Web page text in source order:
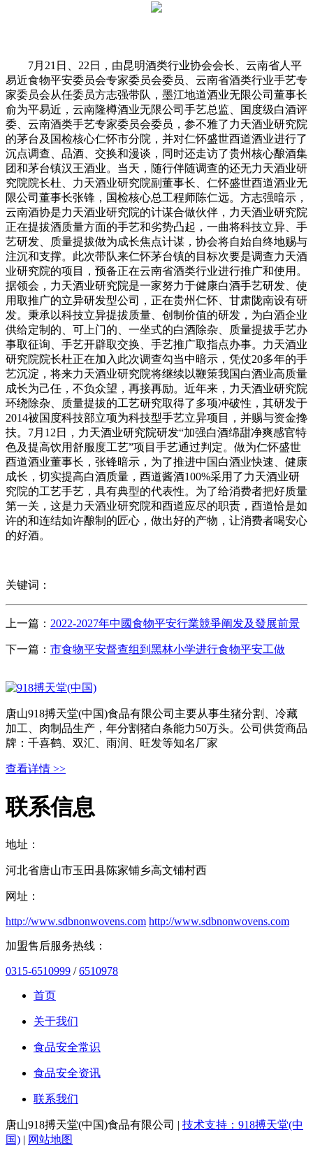
7月21日、22日，由昆明酒类行业协会会长、云南省人平
易近食物平安委员会专家委员会委员、云南省酒类行业手艺专
家委员会从任委员方志强带队，墨江地道酒业无限公司董事长
俞为平易近，云南隆樽酒业无限公司手艺总监、国度级白酒评
委、云南酒类手艺专家委员会委员，参不雅了力天酒业研究院
的茅台及国检核心仁怀市分院，并对仁怀盛世酉道酒业进行了
沉点调查、品酒、交换和漫谈，同时还走访了贵州核心酿酒集
团和茅台镇汉王酒业。当天，随行伴随调查的还无力天酒业研
究院院长杜、力天酒业研究院副董事长、仁怀盛世酉道酒业无
限公司董事长张锋，国检核心总工程师陈仁远。方志强暗示，
云南酒协是力天酒业研究院的计谋合做伙伴，力天酒业研究院
正在提拔酒质量方面的手艺和劣势凸起，一曲将科技立异、手
艺研发、质量提拔做为成长焦点计谋，协会将自始自终地赐与
注沉和支撑。此次带队来仁怀茅台镇的目标次要是调查力天酒
业研究院的项目，预备正在云南省酒类行业进行推广和使用。
据领会，力天酒业研究院是一家努力于健康白酒手艺研发、使
用取推广的立异研发型公司，正在贵州仁怀、甘肃陇南设有研
发。秉承以科技立异提拔质量、创制价值的研发，为白酒企业
供给定制的、可上门的、一坐式的白酒除杂、质量提拔手艺办
事取征询、手艺开辟取交换、手艺推广取指点办事。力天酒业
研究院院长杜正在加入此次调查勾当中暗示，凭仗20多年的手
艺沉淀，将来力天酒业研究院将继续以鞭策我国白酒业高质量
成长为己任，不负众望，再接再励。近年来，力天酒业研究院
环绕除杂、质量提拔的工艺研究取得了多项冲破性，其研发于
2014被国度科技部立项为科技型手艺立异项目，并赐与资金搀
扶。7月12日，力天酒业研究院研发“加强白酒绵甜净爽感官特
色及提高饮用舒服度工艺”项目手艺通过判定。做为仁怀盛世
酉道酒业董事长，张锋暗示，为了推进中国白酒业快速、健康
成长，切实提高白酒质量，酉道酱酒100%采用了力天酒业研
究院的工艺手艺，具有典型的代表性。为了给消费者把好质量
第一关，这是力天酒业研究院和酉道应尽的职责，酉道恰是如
许的和连结如许酿制的匠心，做出好的产物，让消费者喝安心
的好酒。
关键词：
上一篇： 2022-2027年中國食物平安行業競爭阐发及發展前景
下一篇： 市食物平安督查组到黑林小学进行食物平安工做
唐山918搏天堂(中国)食品有限公司主要从事生猪分割、冷藏
加工、肉制品生产，年分割猪白条能力50万头。公司供货商品
牌：千喜鹤、双汇、雨润、旺发等知名厂家
查看详情 >>
联系信息
地址：
河北省唐山市玉田县陈家铺乡高文铺村西
网址：
http://www.sdbnonwovens.com http://www.sdbnonwovens.com
加盟售后服务热线：
0315-6510999 /6510978
首页
关于我们
食品安全常识
食品安全资讯
联系我们
唐山918搏天堂(中国)食品有限公司 | 技术支持：918搏天堂(中
国) | 网站地图